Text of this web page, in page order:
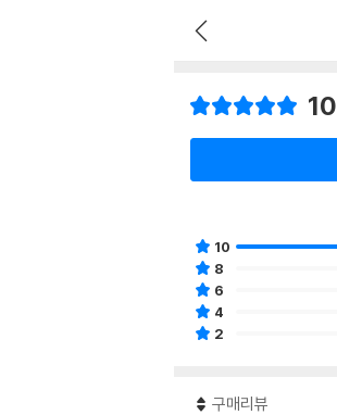
10
8
6
4
2
구매리뷰